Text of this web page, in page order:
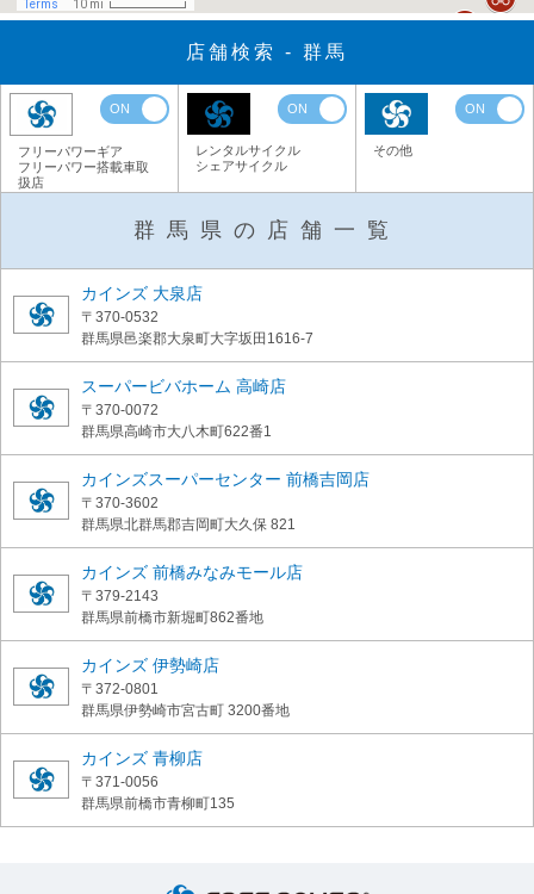
店舗検索 - 群馬
ON
フリーパワーギア
フリーパワー搭載車取
扱店
ON
レンタルサイクル
シェアサイクル
ON
その他
群馬県の店舗一覧
カインズ 大泉店
〒370-0532
群馬県邑楽郡大泉町大字坂田1616-7
スーパービバホーム 高崎店
〒370-0072
群馬県高崎市大八木町622番1
カインズスーパーセンター 前橋吉岡店
〒370-3602
群馬県北群馬郡吉岡町大久保 821
カインズ 前橋みなみモール店
〒379-2143
群馬県前橋市新堀町862番地
カインズ 伊勢崎店
〒372-0801
群馬県伊勢崎市宮古町 3200番地
カインズ 青柳店
〒371-0056
群馬県前橋市青柳町135